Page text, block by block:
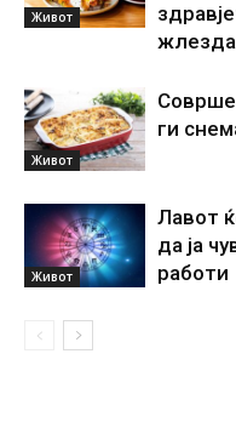
Живот
жлезда
Живот
ги
Живот
Лавот
да ја
работи